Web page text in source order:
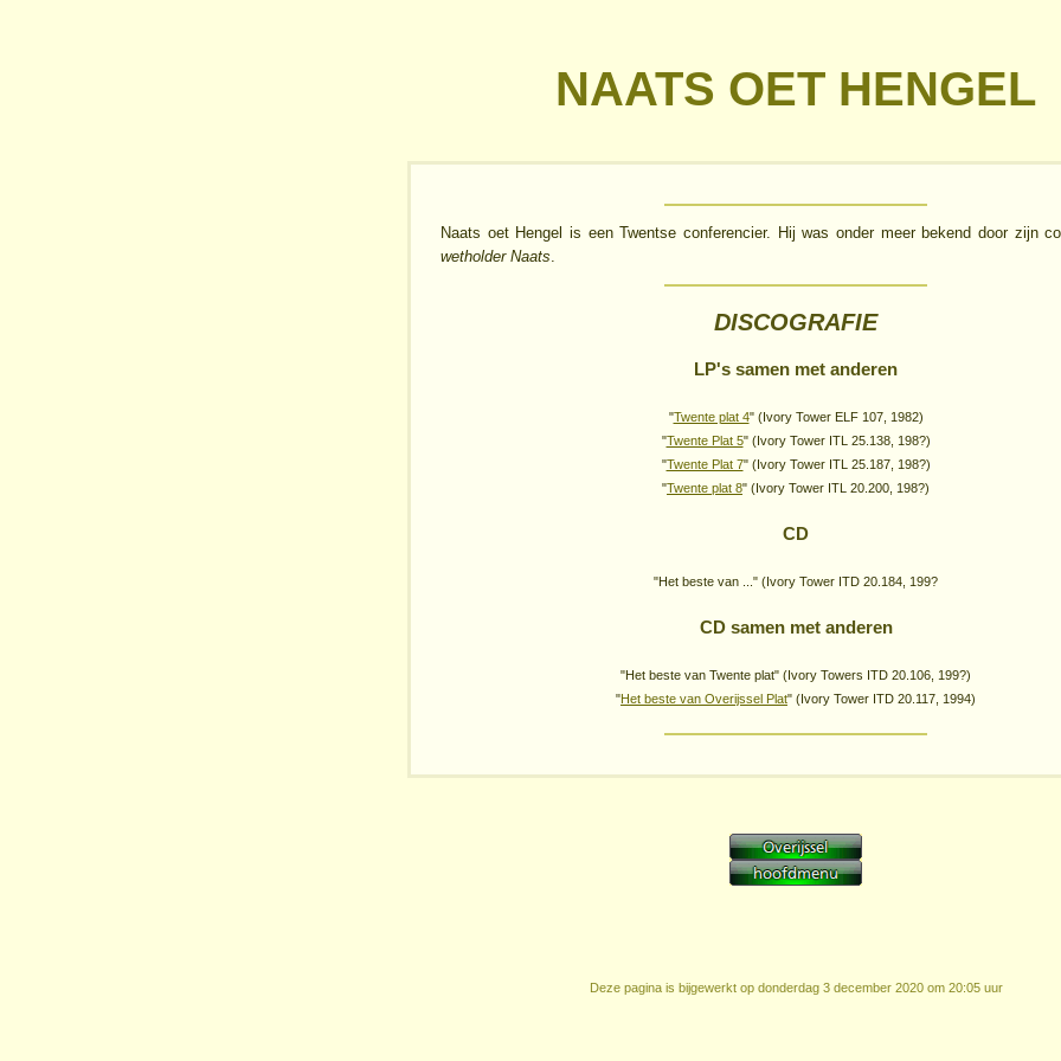
NAATS OET HENGEL
Naats oet Hengel is een Twentse conferencier. Hij was onder meer bekend door zijn
wetholder Naats
DISCOGRAFIE
LP's samen met anderen
"Twente plat 4" (Ivory Tower ELF 107, 1982)
"Twente Plat 5" (Ivory Tower ITL 25.138, 198?)
"Twente Plat 7" (Ivory Tower ITL 25.187, 198?)
"Twente plat 8" (Ivory Tower ITL 20.200, 198?)
CD
"Het beste van ..." (Ivory Tower ITD 20.184, 199?
CD samen met anderen
"Het beste van Twente plat" (Ivory Towers ITD 20.106, 199?)
"Het beste van Overijssel Plat" (Ivory Tower ITD 20.117, 1994)
Deze pagina is bijgewerkt op donderdag 3 december 2020 om 20:05 uur